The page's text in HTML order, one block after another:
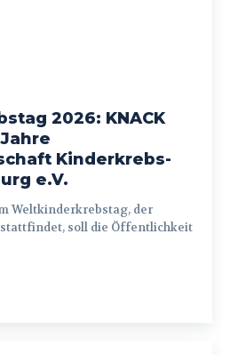
2026: KNACK
Jahre
Kinderkrebs-
e.V.
stattfindet, soll die Öffentlichkeit